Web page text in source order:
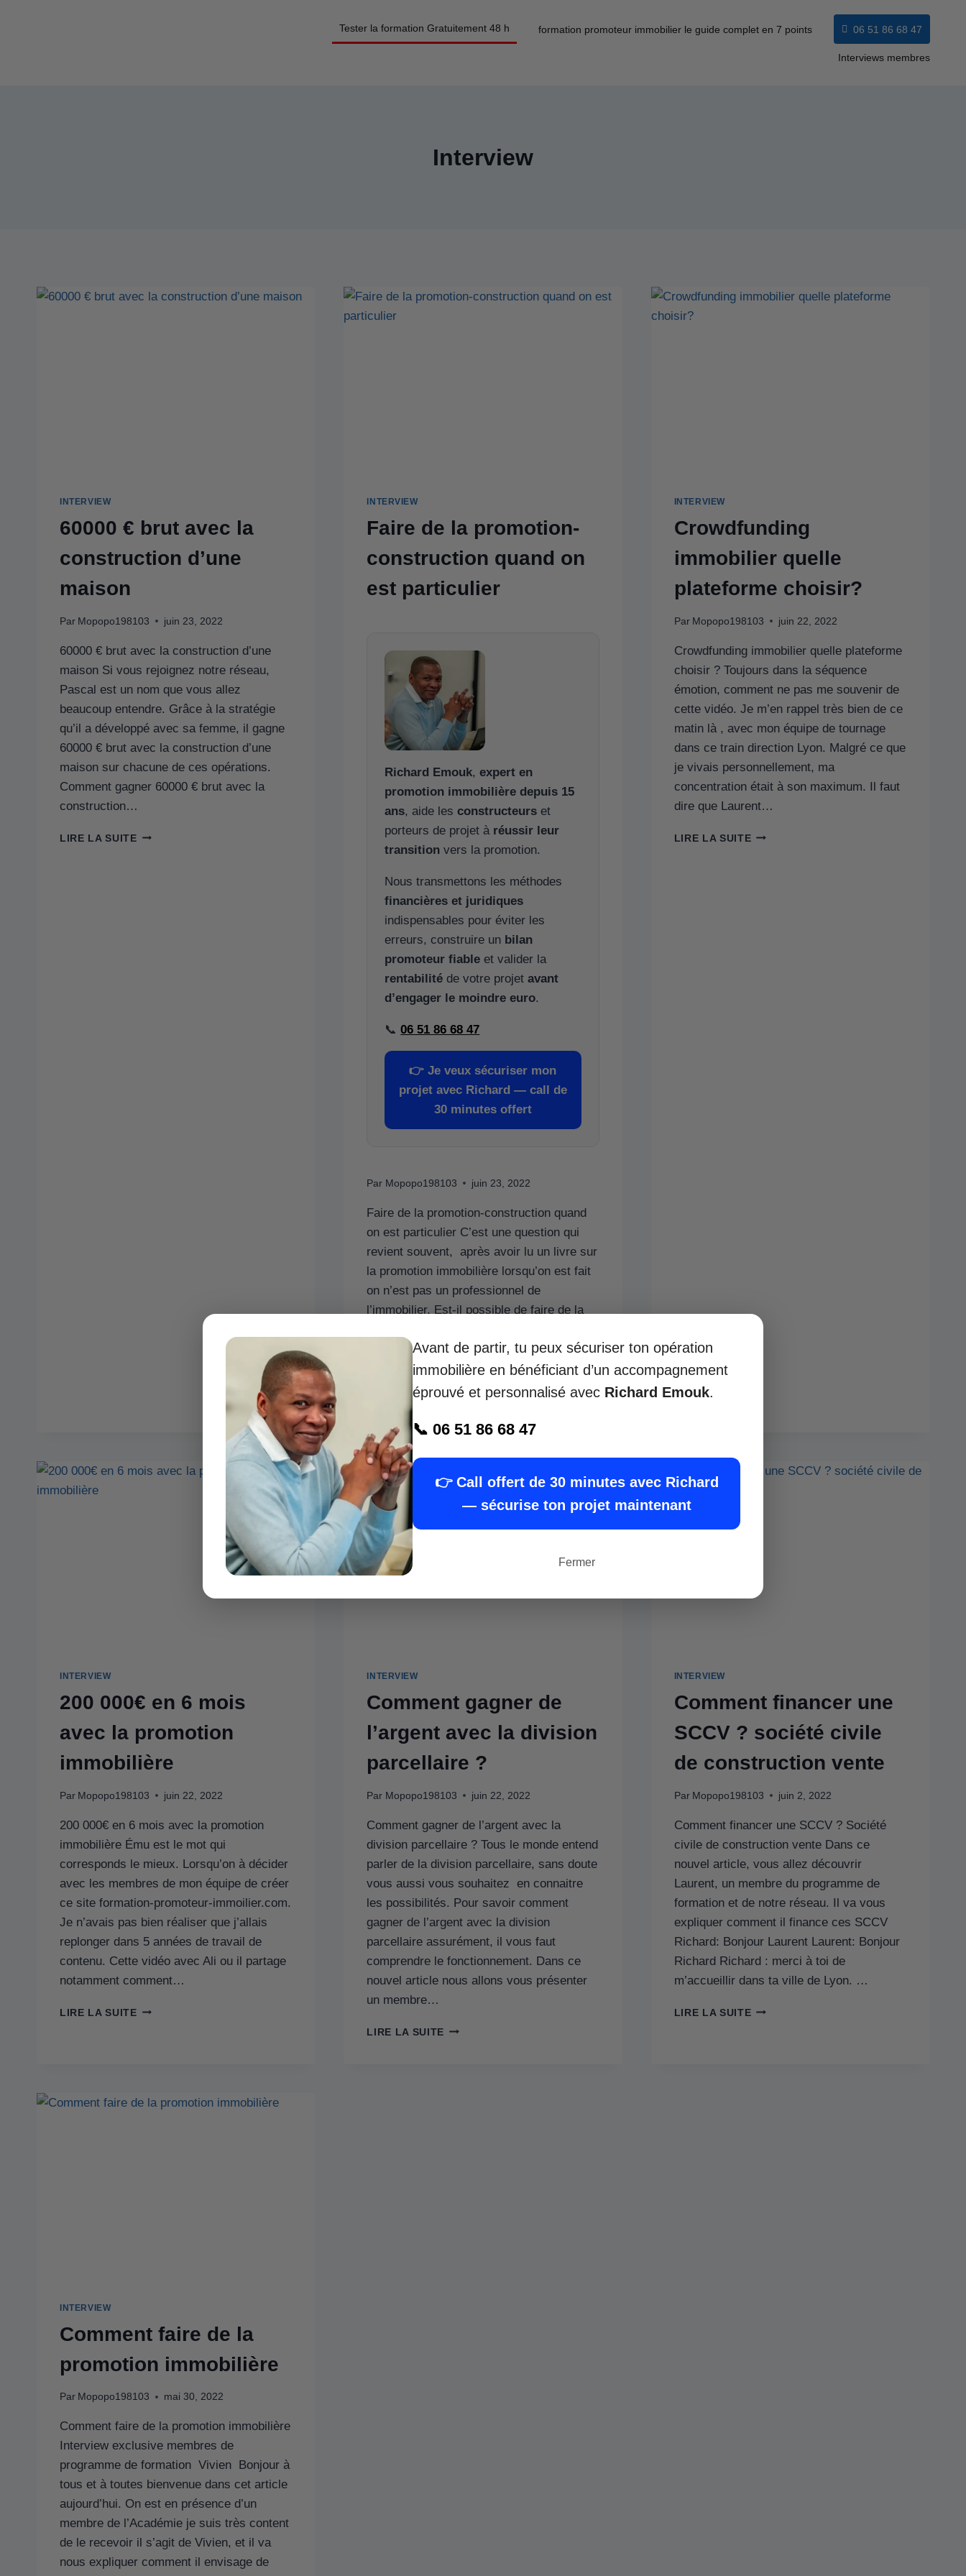
Tester la formation Gratuitement 48 h formation promoteur immobilier le guide complet en 7 points 06 51 86 68 47
Interviews membres
Interview
INTERVIEW
60000 € brut avec la
construction d’une
maison
Par Mopopo198103 juin 23, 2022
60000 € brut avec la construction d’une
maison Si vous rejoignez notre réseau,
Pascal est un nom que vous allez
beaucoup entendre. Grâce à la stratégie
qu’il a développé avec sa femme, il gagne
60000 € brut avec la construction d’une
maison sur chacune de ces opérations.
Comment gagner 60000 € brut avec la
construction…
LIRE LA SUITE
INTERVIEW
Faire de la promotion-
construction quand on
est particulier
Richard Emouk,expert en
promotion immobilière depuis 15
ans, aide lesconstructeurs et
porteurs de projet à réussir leur
transition vers la promotion.
Nous transmettons les méthodes
financières et juridiques
indispensables pour éviter les
erreurs, construire un bilan
promoteur fiable et valider la
rentabilité de votre projetavant
d’engager le moindre euro.
📞06 51 86 68 47
👉Je veux sécuriser mon
projet avec Richard — call de
30 minutes offert
Par Mopopo198103 juin 23, 2022
Faire de la promotion-construction quand
on est particulier C’est une question qui
revient souvent, après avoir lu un livre sur
la promotion immobilière lorsqu’on est fait
on n’est pas un professionnel de
l’immobilier. Est-il possible de faire de la
particulier. Ce sujet a été déjà abordé à de
nombreux reprises dans…
LIRE LA SUITE
INTERVIEW
Crowdfunding
immobilier quelle
plateforme choisir?
Par Mopopo198103 juin 22, 2022
Crowdfunding immobilier quelle plateforme
choisir ? Toujours dans la séquence
émotion, comment ne pas me souvenir de
cette vidéo. Je m’en rappel très bien de ce
matin là , avec mon équipe de tournage
dans ce train direction Lyon. Malgré ce que
je vivais personnellement, ma
concentration était à son maximum. Il faut
dire que Laurent…
LIRE LA SUITE
INTERVIEW
200 000€ en 6 mois
avec la promotion
immobilière
Par Mopopo198103 juin 22, 2022
200 000€ en 6 mois avec la promotion
immobilière Ému est le mot qui
corresponds le mieux. Lorsqu’on à décider
avec les membres de mon équipe de créer
ce site formation-promoteur-immoilier.com.
Je n’avais pas bien réaliser que j’allais
replonger dans 5 années de travail de
contenu. Cette vidéo avec Ali ou il partage
notamment comment…
LIRE LA SUITE
INTERVIEW
Comment gagner de
l’argent avec la division
parcellaire ?
Par Mopopo198103 juin 22, 2022
Comment gagner de l’argent avec la
division parcellaire ? Tous le monde entend
parler de la division parcellaire, sans doute
vous aussi vous souhaitez en connaitre
les possibilités. Pour savoir comment
gagner de l’argent avec la division
parcellaire assurément, il vous faut
comprendre le fonctionnement. Dans ce
nouvel article nous allons vous présenter
un membre…
LIRE LA SUITE
INTERVIEW
Comment financer une
SCCV ? société civile
de construction vente
Par Mopopo198103 juin 2, 2022
Comment financer une SCCV ? Société
civile de construction vente Dans ce
nouvel article, vous allez découvrir
Laurent, un membre du programme de
formation et de notre réseau. Il va vous
expliquer comment il finance ces SCCV
Richard: Bonjour Laurent Laurent: Bonjour
Richard Richard : merci à toi de
m’accueillir dans ta ville de Lyon. …
LIRE LA SUITE
INTERVIEW
Comment faire de la
promotion immobilière
Par Mopopo198103 mai 30, 2022
Comment faire de la promotion immobilière
Interview exclusive membres de
programme de formation Vivien Bonjour à
tous et à toutes bienvenue dans cet article
aujourd’hui. On est en présence d’un
membre de l’Académie je suis très content
de le recevoir il s’agit de Vivien, et il va
nous expliquer comment il envisage de
Avant de partir, tu peux sécuriser ton opération
immobilière en bénéficiant d’un accompagnement
éprouvé et personnalisé avec Richard Emouk.
📞 06 51 86 68 47
👉 Call offert de 30 minutes avec Richard
— sécurise ton projet maintenant
Fermer